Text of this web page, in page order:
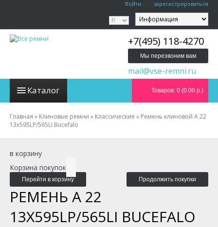
Войти зарегистрироваться
+7(495) 118-4270
Мы перезвоним вам
mail@vse-remni.ru
Каталог Товаров: 0 (0.00 р.)
Главная » Клиновые ремни » Классические » Ремень клиновой A 22
13x595LP/565LI Bucefalo
в корзину
Корзина покупок
Перейти в корзину Продолжить покупки
РЕМЕНЬ A 22
13X595LP/565LI BUCEFALO